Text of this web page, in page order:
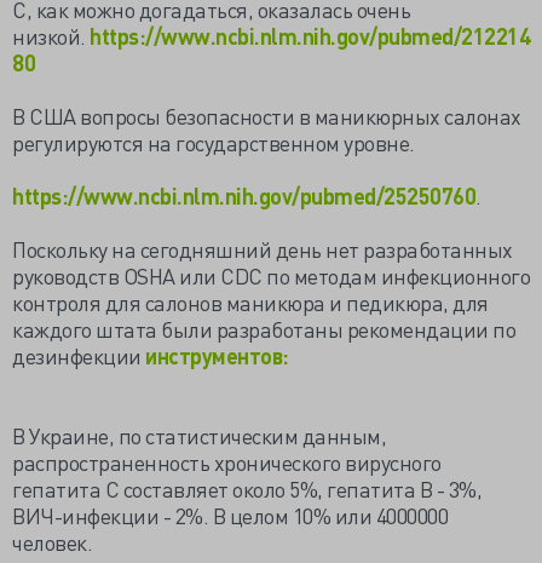
С, как можно догадаться, оказалась очень
низкой. https://www.ncbi.nlm.nih.gov/pubmed/212214
80
В США вопросы безопасности в маникюрных салонах
регулируются на государственном уровне.
https://www.ncbi.nlm.nih.gov/pubmed/25250760
Поскольку на сегодняшний день нет разработанных
руководств OSHA или CDC по методам инфекционного
контроля для салонов маникюра и педикюра, для
каждого штата были разработаны рекомендации по
дезинфекции инструментов:
В Украине, по статистическим данным,
распространенность хронического вирусного
гепатита С составляет около 5%, гепатита В - 3%,
ВИЧ-инфекции - 2%. В целом 10% или 4000000
человек.